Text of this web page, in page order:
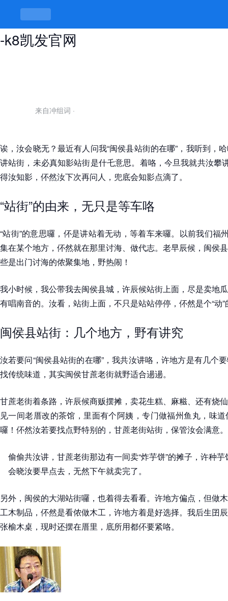
闽侯县站街的在哪，站站停停才有趣
-k8凯发官网
来自冲组词 ·
诶，汝会晓无？最近有人问我“闽侯县站街的在哪”，我听到，
讲站街，未必真知影站街是什乇意思。着咯，今旦我就共汝攀
得汝知影，伓然汝下次再问人，兜底会知影点滴了。
“站街”的由来，无只是等车咯
“站街”的意思囉，伓是讲站着无动，等着车来囉。以前我们福
集在某个地方，伓然就在那里讨海、做代志。老早辰候，闽侯
些是出门讨海的侬聚集地，野热闹！
我小时候，我公带我去闽侯县城，许辰候站街上面，尽是卖地
有唱南音的。汝看，站街上面，不只是站站停停，伓然是个“动
闽侯县站街：几个地方，野有讲究
汝若要问“闽侯县站街的在哪”，我共汝讲咯，许地方是有几个
找传统味道，其实闽侯甘蔗老街就野适合逿逿。
甘蔗老街着条路，许辰候商贩摆摊，卖花生糕、麻糍、还有烧
见一间老厝改的茶馆，里面有个阿姨，专门做福州鱼丸，味
囉！伓然汝若要找点野特别的，甘蔗老街站街，保管汝会满意。
偷偷共汝讲，甘蔗老街那边有一间卖“炸芋饼”的摊子，许种
会晓汝要早点去，无然下午就卖完了。
另外，闽侯的大湖站街囉，也着得去看看。许地方偏点，但做
工木制品，伓然是看侬做木工，许地方着是好选择。我后生囝
张榆木桌，现时还摆在厝里，底所用都伓要紧咯。